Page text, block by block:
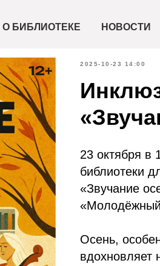
О БИБЛИОТЕКЕ НОВОСТИ
2025-10-23 14:00
23 октября в
библиотеки
«Звучание
«Молодёжный
Осень,
вдохновляет